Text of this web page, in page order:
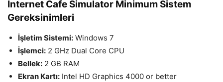
Internet Cafe Simulator Minimum Sistem
Gereksinimleri
İşletim Sistemi: Windows 7
İşlemci: 2 GHz Dual Core CPU
Bellek: 2 GB RAM
Ekran Kartı: Intel HD Graphics 4000 or better